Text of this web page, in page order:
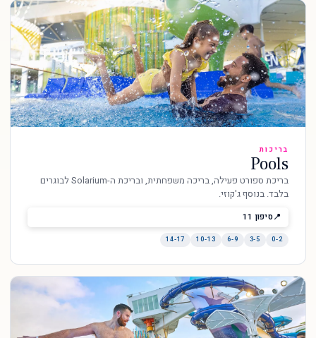
בריכות
Pools
בריכת ספורט פעילה, בריכה משפחתית, ובריכת ה-Solarium לבוגרים
בלבד. בנוסף ג'קוזי.
סיפון 11
0-2
3-5
6-9
10-13
14-17